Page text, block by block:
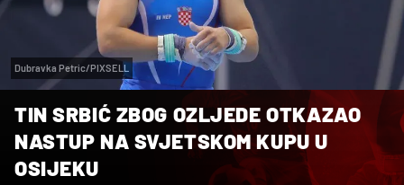
Dubravka Petric/PIXSELL
TIN SRBIĆ ZBOG OZLJEDE OTKAZAO
NASTUP NA SVJETSKOM KUPU U
OSIJEKU